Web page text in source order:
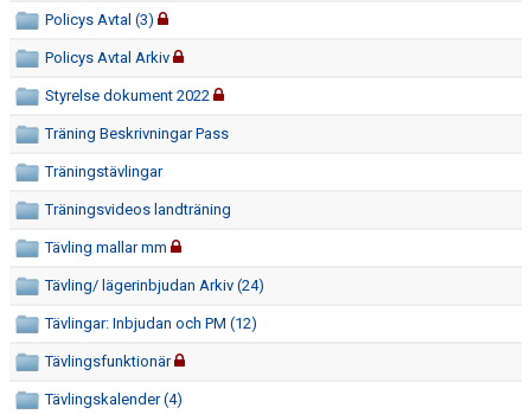
WEBBSHOP
INTRESSEANMÄLAN
Policys Avtal (3)
Policys Avtal Arkiv
Styrelse dokument 2022
Träning Beskrivningar Pass
Träningstävlingar
Träningsvideos landträning
Tävling mallar mm
Tävling/ lägerinbjudan Arkiv (24)
Tävlingar: Inbjudan och PM (12)
Tävlingsfunktionär
Tävlingskalender (4)